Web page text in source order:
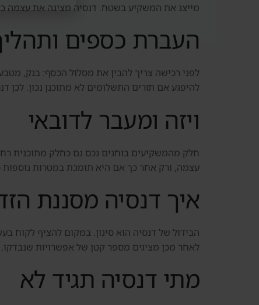
מייצג את המשקיע בשטח. דנסיה מציגה את עצמה
העברת כספים
לפני רכישה צריך להבין את מסלול הכסף: בנק,
להיפגע אם תזרים התשלומים לא מתוכנן נכון. לכן
ויזה ומעבר לדובאי
עצמה, ורק אחר כך אם היא תומכת במטרות נוספות
איך דנסיה מסננת
הבידול של דנסיה הוא סינון. במקום להציף לקוח
לאחר מכן מציגים מספר קטן של אפשרויות שנבדקו,
מתי דנסיה תגיד לא